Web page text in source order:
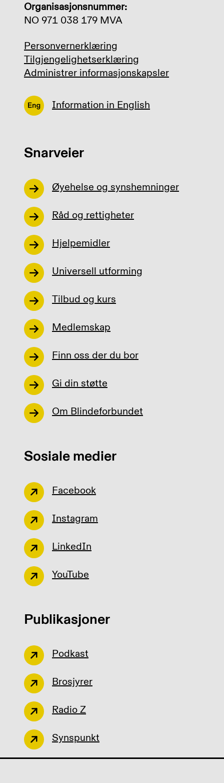
Organisasjonsnummer:
NO 971 038 179 MVA
Personvernerklæring
Tilgjengelighetserklæring
Administrer informasjonskapsler
Information in English
Snarveier
Øyehelse og synshemninger
Råd og rettigheter
Hjelpemidler
Universell utforming
Tilbud og kurs
Medlemskap
Finn oss der du bor
Gi din støtte
Om Blindeforbundet
Sosiale medier
Facebook
Instagram
LinkedIn
YouTube
Publikasjoner
Podkast
Brosjyrer
Radio Z
Synspunkt